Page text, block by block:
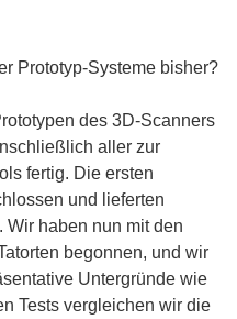
Prototyp-Systeme bisher?
des 3D-Scanners
aller zur
fertig. Die ersten
und lieferten
haben nun mit den
begonnen, und wir
Untergründe wie
Tests vergleichen wir die